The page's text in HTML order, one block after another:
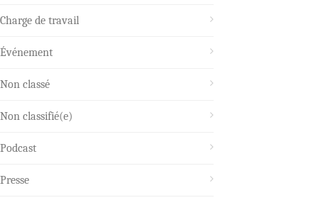
Charge de travail
Événement
Non classé
Non classifié(e)
Podcast
Presse